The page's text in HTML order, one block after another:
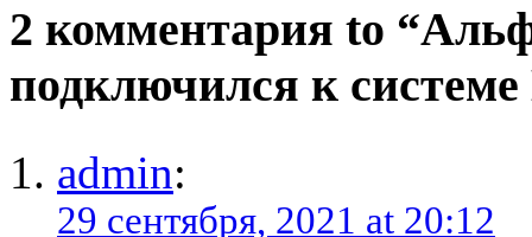
2 комментария to
подключился к
admin:
29 сентября, 2021 at 20:12